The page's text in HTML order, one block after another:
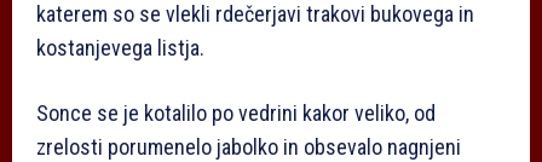
katerem so se vlekli rdečerjavi trakovi bukovega in
kostanjevega listja.
Sonce se je kotalilo po vedrini kakor veliko, od
zrelosti porumenelo jabolko in obsevalo nagnjeni